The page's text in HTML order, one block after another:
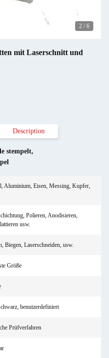
2 / 6
mit Laserschnitt und
Description
stempelt,
Aluminium, Eisen, Messing, Kupfer,
Polieren, Anodisieren,
usw.
Biegen, Laserschneiden, usw.
Größe
benutzerdefiniert
Prüfverfahren